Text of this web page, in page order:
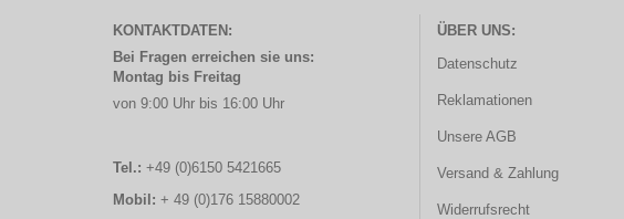
KONTAKTDATEN:
Bei Fragen erreichen sie uns:
Montag bis Freitag
von 9:00 Uhr bis 16:00 Uhr
Tel.: +49 (0)6150 5421665
Mobil: + 49 (0)176 15880002
ÜBER UNS:
Datenschutz
Reklamationen
Unsere AGB
Versand & Zahlung
Widerrufsrecht